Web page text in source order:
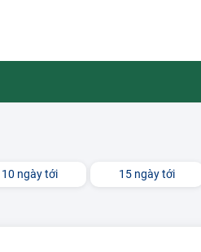
10 ngày tới 15 ngày tới